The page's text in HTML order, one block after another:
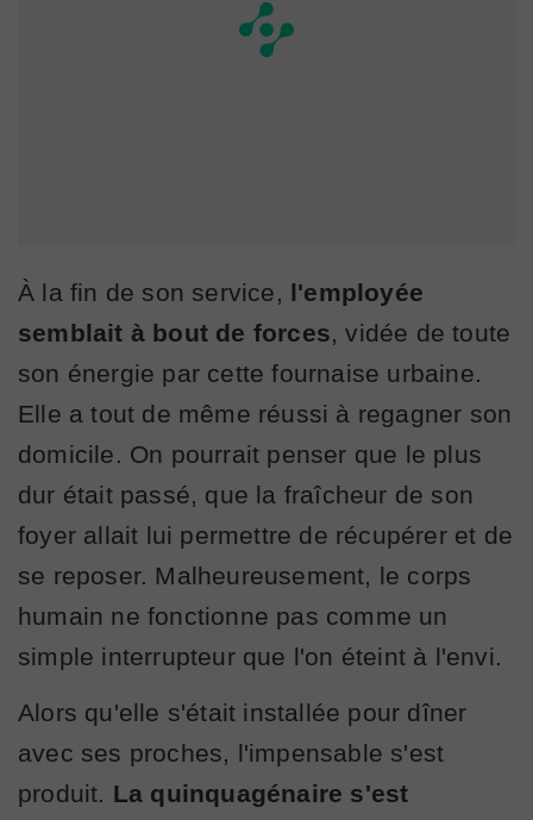
À la fin de son service, l'employée
semblait à bout de forces, vidée de toute
son énergie par cette fournaise urbaine.
Elle a tout de même réussi à regagner son
domicile. On pourrait penser que le plus
dur était passé, que la fraîcheur de son
foyer allait lui permettre de récupérer et de
se reposer. Malheureusement, le corps
humain ne fonctionne pas comme un
simple interrupteur que l'on éteint à l'envi.
Alors qu'elle s'était installée pour dîner
avec ses proches, l'impensable s'est
produit. La quinquagénaire s'est